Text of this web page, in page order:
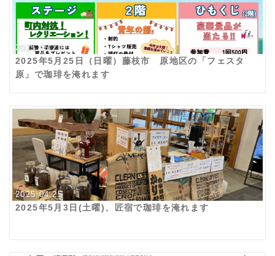
2025.05.20
2025年5月25日（日曜）藤枝市 原地区の「フェスタ
原」で珈琲を淹れます
2025.04.25
2025年5月3日(土曜)、匠宿で珈琲を淹れます